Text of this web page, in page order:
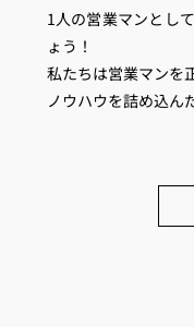
1人の営業マンとし
ょう！
私たちは営業マンを
ノウハウを詰め込ん